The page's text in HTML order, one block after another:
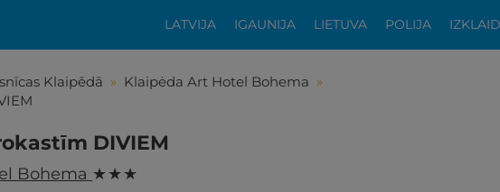
LATVIJA IGAUNIJA LIETUVA POLIJA
Klaipēdā » Klaipėda Art Hotel Bohema »
DIVIEM
Bohema ★ ★ ★